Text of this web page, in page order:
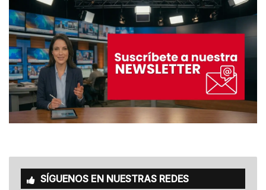
SÍGUENOS EN NUESTRAS REDES